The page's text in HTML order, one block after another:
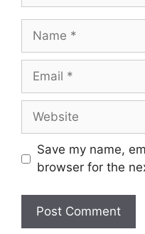
Name
Email
Website
Save my name,
browser for the